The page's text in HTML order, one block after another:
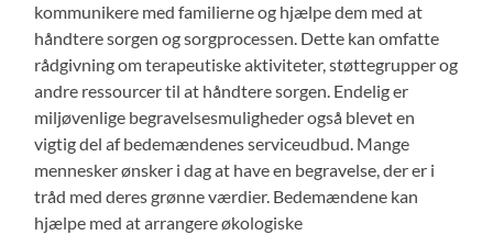
kommunikere med familierne og hjælpe dem med at
håndtere sorgen og sorgprocessen. Dette kan omfatte
rådgivning om terapeutiske aktiviteter, støttegrupper og
andre ressourcer til at håndtere sorgen. Endelig er
miljøvenlige begravelsesmuligheder også blevet en
vigtig del af bedemændenes serviceudbud. Mange
mennesker ønsker i dag at have en begravelse, der er i
tråd med deres grønne værdier. Bedemændene kan
hjælpe med at arrangere økologiske